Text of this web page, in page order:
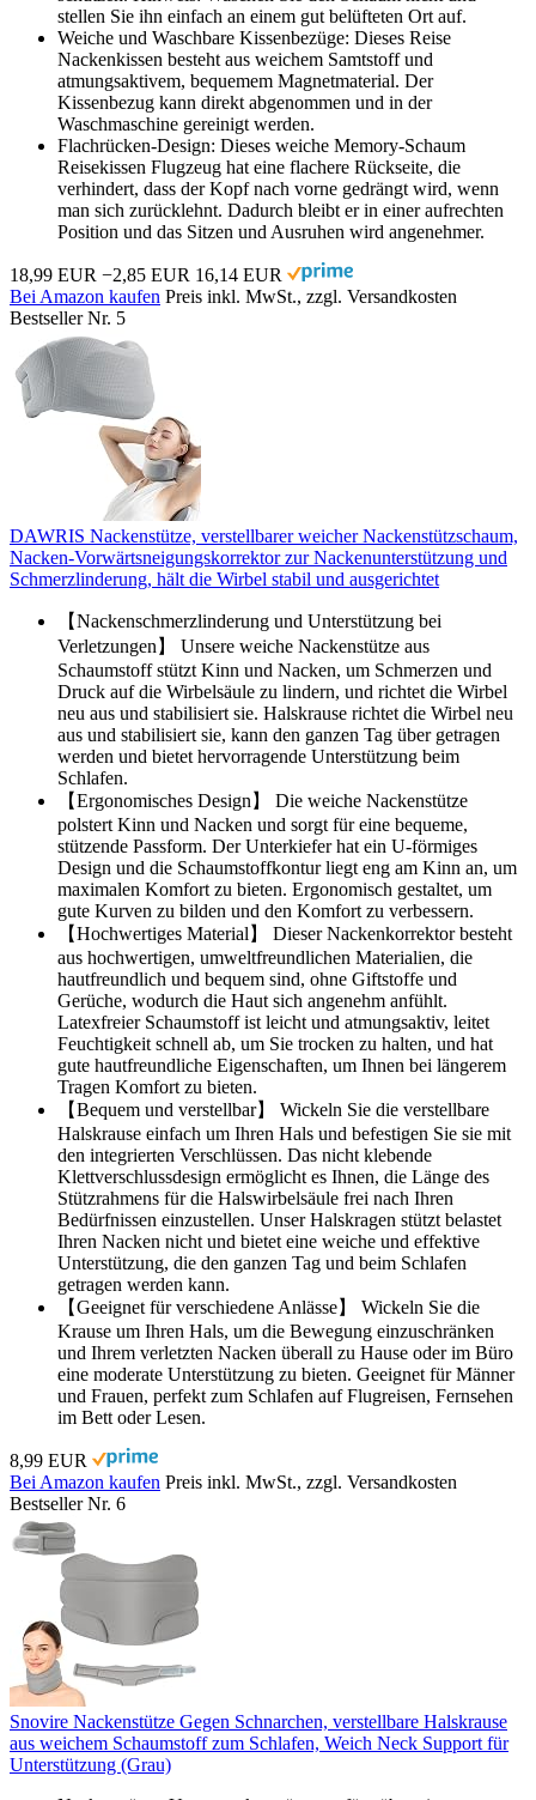
stellen Sie ihn einfach an einem gut belüfteten Ort auf.
Weiche und Waschbare Kissenbezüge: Dieses Reise
Nackenkissen besteht aus weichem Samtstoff und
atmungsaktivem, bequemem Magnetmaterial. Der
Kissenbezug kann direkt abgenommen und in der
Waschmaschine gereinigt werden.
Flachrücken-Design: Dieses weiche Memory-Schaum
Reisekissen Flugzeug hat eine flachere Rückseite, die
verhindert, dass der Kopf nach vorne gedrängt wird, wenn
man sich zurücklehnt. Dadurch bleibt er in einer aufrechten
Position und das Sitzen und Ausruhen wird angenehmer.
18,99 EUR −2,85 EUR 16,14 EUR
Bei Amazon kaufen Preis inkl. MwSt., zzgl. Versandkosten
Bestseller Nr. 5
DAWRIS Nackenstütze, verstellbarer weicher Nackenstützschaum,
Nacken-Vorwärtsneigungskorrektor zur Nackenunterstützung und
Schmerzlinderung, hält die Wirbel stabil und ausgerichtet
【Nackenschmerzlinderung und Unterstützung bei
Verletzungen】 Unsere weiche Nackenstütze aus
Schaumstoff stützt Kinn und Nacken, um Schmerzen und
Druck auf die Wirbelsäule zu lindern, und richtet die Wirbel
neu aus und stabilisiert sie. Halskrause richtet die Wirbel neu
aus und stabilisiert sie, kann den ganzen Tag über getragen
werden und bietet hervorragende Unterstützung beim
Schlafen.
【Ergonomisches Design】 Die weiche Nackenstütze
polstert Kinn und Nacken und sorgt für eine bequeme,
stützende Passform. Der Unterkiefer hat ein U-förmiges
Design und die Schaumstoffkontur liegt eng am Kinn an, um
maximalen Komfort zu bieten. Ergonomisch gestaltet, um
gute Kurven zu bilden und den Komfort zu verbessern.
【Hochwertiges Material】 Dieser Nackenkorrektor besteht
aus hochwertigen, umweltfreundlichen Materialien, die
hautfreundlich und bequem sind, ohne Giftstoffe und
Gerüche, wodurch die Haut sich angenehm anfühlt.
Latexfreier Schaumstoff ist leicht und atmungsaktiv, leitet
Feuchtigkeit schnell ab, um Sie trocken zu halten, und hat
gute hautfreundliche Eigenschaften, um Ihnen bei längerem
Tragen Komfort zu bieten.
【Bequem und verstellbar】 Wickeln Sie die verstellbare
Halskrause einfach um Ihren Hals und befestigen Sie sie mit
den integrierten Verschlüssen. Das nicht klebende
Klettverschlussdesign ermöglicht es Ihnen, die Länge des
Stützrahmens für die Halswirbelsäule frei nach Ihren
Bedürfnissen einzustellen. Unser Halskragen stützt belastet
Ihren Nacken nicht und bietet eine weiche und effektive
Unterstützung, die den ganzen Tag und beim Schlafen
getragen werden kann.
【Geeignet für verschiedene Anlässe】 Wickeln Sie die
Krause um Ihren Hals, um die Bewegung einzuschränken
und Ihrem verletzten Nacken überall zu Hause oder im Büro
eine moderate Unterstützung zu bieten. Geeignet für Männer
und Frauen, perfekt zum Schlafen auf Flugreisen, Fernsehen
im Bett oder Lesen.
8,99 EUR
Bei Amazon kaufen Preis inkl. MwSt., zzgl. Versandkosten
Bestseller Nr. 6
Snovire Nackenstütze Gegen Schnarchen, verstellbare Halskrause
aus weichem Schaumstoff zum Schlafen, Weich Neck Support für
Unterstützung (Grau)